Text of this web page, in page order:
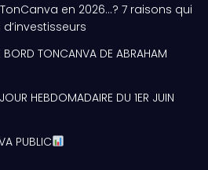
en 2026…? 7 raisons qui
BORD TONCANVA DE ABRAHAM
HEBDOMADAIRE DU 1ER JUIN
PUBLIC